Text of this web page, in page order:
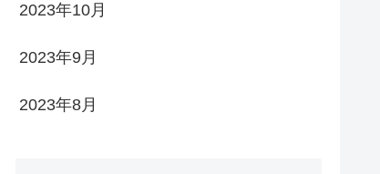
2023年10月
2023年9月
2023年8月